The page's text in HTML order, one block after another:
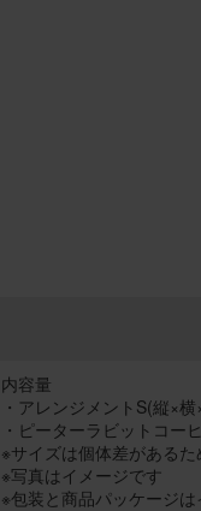
内容量
・アレンジメントS(縦×
・ピーターラビットコー
※サイズは個体差があるた
※写真はイメージです
※包装と商品パッケージ